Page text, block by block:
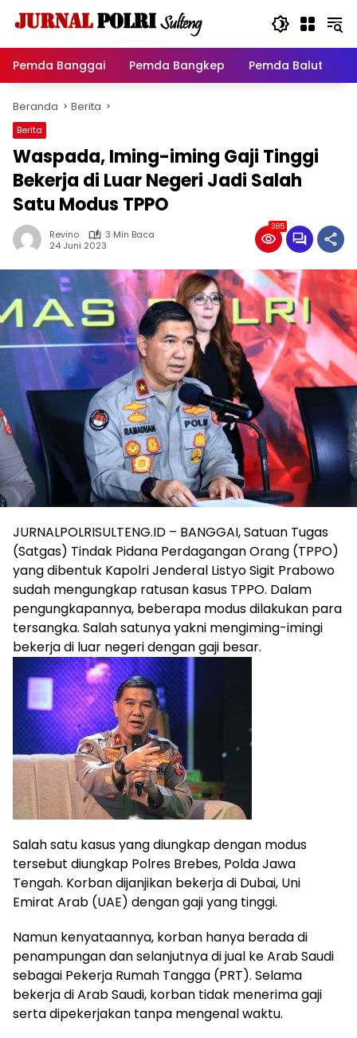
Pemda Banggai
Pemda Bangkep Pemda Balut
Beranda Berita
Berita
Waspada, Iming-iming Gaji Tinggi
Bekerja di Luar Negeri Jadi Salah
Satu Modus TPPO
Revino
3 Min Baca
24 Juni 2023
385
JURNALPOLRISULTENG.ID – BANGGAI, Satuan Tugas
(Satgas) Tindak Pidana Perdagangan Orang (TPPO)
yang dibentuk Kapolri Jenderal Listyo Sigit Prabowo
sudah mengungkap ratusan kasus TPPO. Dalam
pengungkapannya, beberapa modus dilakukan para
tersangka. Salah satunya yakni mengiming-imingi
bekerja di luar negeri dengan gaji besar.
Salah satu kasus yang diungkap dengan modus
tersebut diungkap Polres Brebes, Polda Jawa
Tengah. Korban dijanjikan bekerja di Dubai, Uni
Emirat Arab (UAE) dengan gaji yang tinggi.
Namun kenyataannya, korban hanya berada di
penampungan dan selanjutnya di jual ke Arab Saudi
sebagai Pekerja Rumah Tangga (PRT). Selama
bekerja di Arab Saudi, korban tidak menerima gaji
serta dipekerjakan tanpa mengenal waktu.